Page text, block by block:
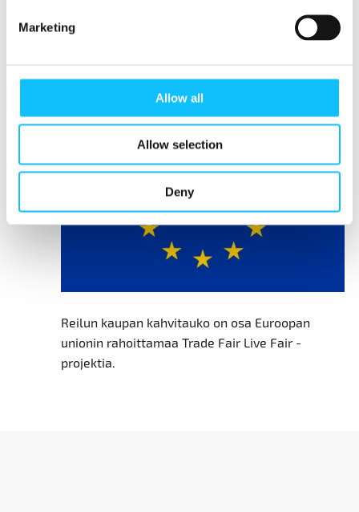
Marketing
Allow all
Allow selection
Deny
lauantaina 11.5. ja sen kunniaksi eri puolilla
Reilun kaupan kahvitauko on osa Euroopan
unionin rahoittamaa Trade Fair Live Fair -
projektia.